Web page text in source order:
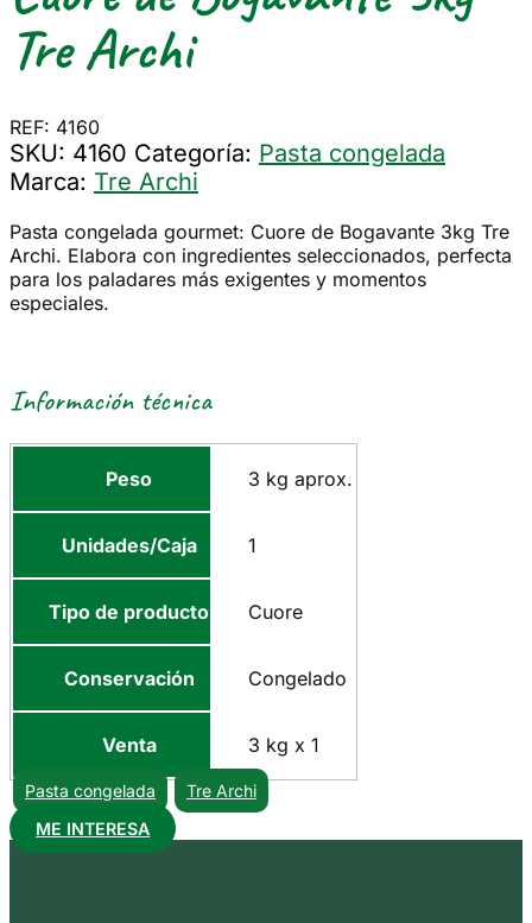
Tre Archi
REF: 4160
SKU: 4160 Categoría: Pasta congelada
Marca: Tre Archi
Pasta congelada gourmet: Cuore de Bogavante 3kg Tre
Archi. Elabora con ingredientes seleccionados, perfecta
para los paladares más exigentes y momentos
especiales.
Información técnica
Peso 3 kg aprox.
Unidades/Caja 1
Tipo de producto Cuore
Conservación Congelado
Venta 3 kg x 1
Pasta congelada
Tre Archi
ME INTERESA